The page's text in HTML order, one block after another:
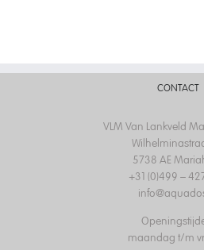
CONTACT
VLM Van Lankveld
5738 AE
+31 (0)499 –
maandag t/m